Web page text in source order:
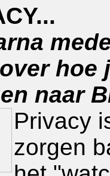
hoe
naar
Privacy
zorgen